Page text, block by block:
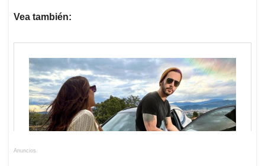
Vea también:
Anuncios.